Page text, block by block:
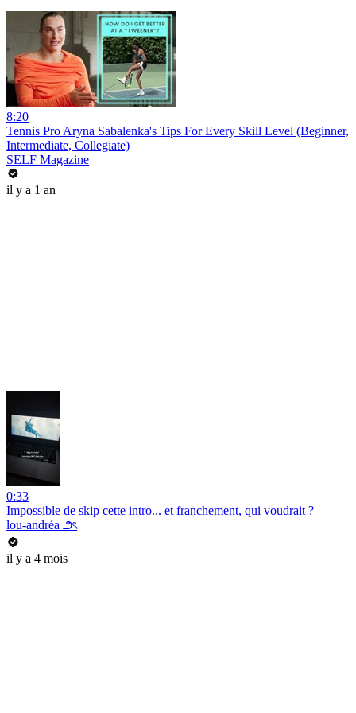
8:20
Tennis Pro Aryna Sabalenka's Tips For Every Skill Level (Beginner,
Intermediate, Collegiate)
SELF Magazine
il y a 1 an
0:33
Impossible de skip cette intro... et franchement, qui voudrait ?
lou-andréa ౨ৎ
il y a 4 mois